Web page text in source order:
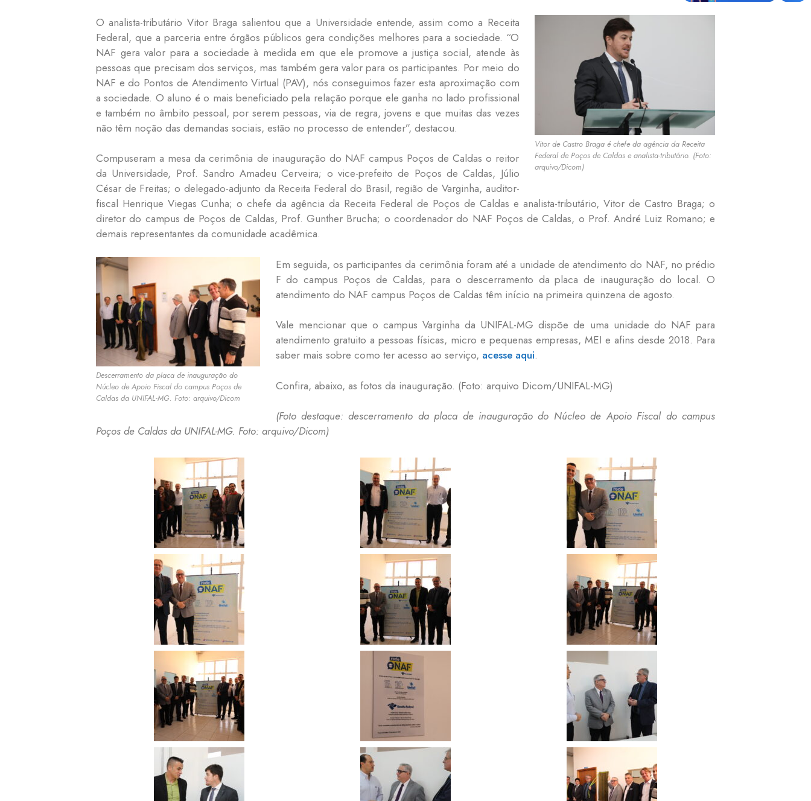
Vitor de Castro Braga é chefe da agência da Receita
Federal de Poços de Caldas e analista-tributário. (Foto:
arquivo/Dicom)
O analista-tributário Vitor Braga salientou que a Universidade entende, assim como a Receita
Federal, que a parceria entre órgãos públicos gera condições melhores para a sociedade. “O
NAF gera valor para a sociedade à medida em que ele promove a justiça social, atende às
pessoas que precisam dos serviços, mas também gera valor para os participantes. Por meio do
NAF e do Pontos de Atendimento Virtual (PAV), nós conseguimos fazer esta aproximação com
a sociedade. O aluno é o mais beneficiado pela relação porque ele ganha no lado profissional
e também no âmbito pessoal, por serem pessoas, via de regra, jovens e que muitas das vezes
não têm noção das demandas sociais, estão no processo de entender”, destacou.
Compuseram a mesa da cerimônia de inauguração do NAF campus Poços de Caldas o reitor
da Universidade, Prof. Sandro Amadeu Cerveira; o vice-prefeito de Poços de Caldas, Júlio
César de Freitas; o delegado-adjunto da Receita Federal do Brasil, região de Varginha, auditor-
fiscal Henrique Viegas Cunha; o chefe da agência da Receita Federal de Poços de Caldas e analista-tributário, Vitor de Castro Braga; o
diretor do campus de Poços de Caldas, Prof. Gunther Brucha; o coordenador do NAF Poços de Caldas, o Prof. André Luiz Romano; e
demais representantes da comunidade acadêmica.
Descerramento da placa de inauguração do
Núcleo de Apoio Fiscal do campus Poços de
Caldas da UNIFAL-MG. Foto: arquivo/Dicom
Em seguida, os participantes da cerimônia foram até a unidade de atendimento do NAF, no prédio
F do campus Poços de Caldas, para o descerramento da placa de inauguração do local. O
atendimento do NAF campus Poços de Caldas têm início na primeira quinzena de agosto.
Vale mencionar que o campus Varginha da UNIFAL-MG dispõe de uma unidade do NAF para
atendimento gratuito a pessoas físicas, micro e pequenas empresas, MEI e afins desde 2018. Para
saber mais sobre como ter acesso ao serviço, acesse aqui.
Confira, abaixo, as fotos da inauguração. (Foto: arquivo Dicom/UNIFAL-MG)
(Foto destaque: descerramento da placa de inauguração do Núcleo de Apoio Fiscal do campus
Poços de Caldas da UNIFAL-MG. Foto: arquivo/Dicom)